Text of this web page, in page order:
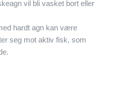
vil bli vasket bort eller
hardt agn kan være
seg mot aktiv fisk, som